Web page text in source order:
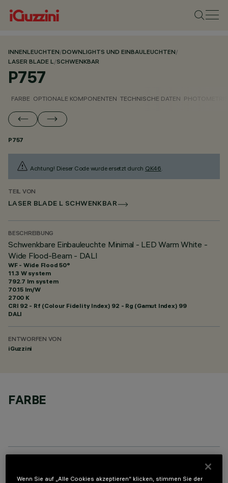
INNENLEUCHTEN/DOWNLIGHTS UND EINBAULEUCHTEN/
LASER BLADE L/SCHWENKBAR
P757
FARBE OPTIONALE KOMPONENTEN TECHNISCHE DATEN
P757
Achtung! Dieser Code wurde ersetzt durch QK46.
TEIL VON
LASER BLADE L SCHWENKBAR
BESCHREIBUNG
Schwenkbare Einbauleuchte Minimal - LED Warm White -
Wide Flood-Beam - DALI
WF - Wide Flood 50°
11.3 W system
792.7 lm system
70.15 lm/W
2700 K
CRI 92 - Rf (Colour Fidelity Index) 92 - Rg (Gamut Index) 99
DALI
ENTWORFEN VON
iGuzzini
FARBE
OPTIONALE KOMPONENTEN
Wenn Sie auf „Alle Cookies akzeptieren“ klicken, stimmen Sie der